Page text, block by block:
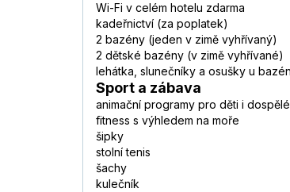
Wi-Fi v celém hotelu zdarma
kadeřnictví (za poplatek)
2 bazény (jeden v zimě vyhřívaný)
2 dětské bazény (v zimě vyhřívané)
lehátka, slunečníky a osušky u
Sport a zábava
animační programy pro děti i dospělé
fitness s výhledem na moře
šipky
stolní tenis
šachy
kulečník